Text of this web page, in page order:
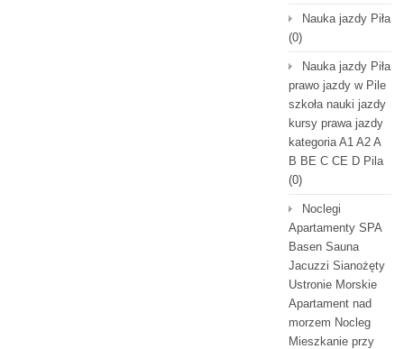
Nauka jazdy Piła
(0)
Nauka jazdy Piła
prawo jazdy w Pile
szkoła nauki jazdy
kursy prawa jazdy
kategoria A1 A2 A
B BE C CE D Pila
(0)
Noclegi
Apartamenty SPA
Basen Sauna
Jacuzzi Sianożęty
Ustronie Morskie
Apartament nad
morzem Nocleg
Mieszkanie przy